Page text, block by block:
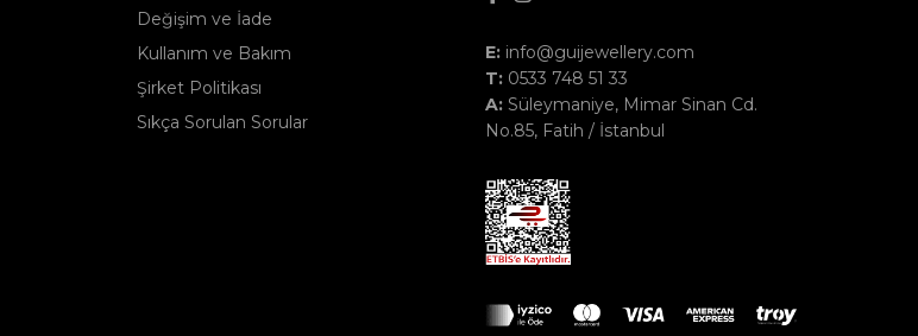
Değişim ve İade
Kullanım ve Bakım
Şirket Politikası
Sıkça Sorulan Sorular
E: info@guijewellery.com
T: 0533 748 51 33
A:Süleymaniye, Mimar Sinan Cd.
No.85, Fatih / İstanbul